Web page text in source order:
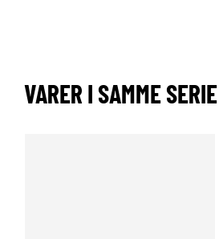
VARER I SAMME SERIE